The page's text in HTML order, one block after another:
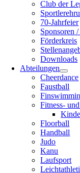
Club der
70-Jahrfeier
Sponsoren
Förderkreis
Downloads
Abteilungen
Cheerdance
Faustball
Fitness-
Floorball
Handball
Judo
Kanu
Laufsport